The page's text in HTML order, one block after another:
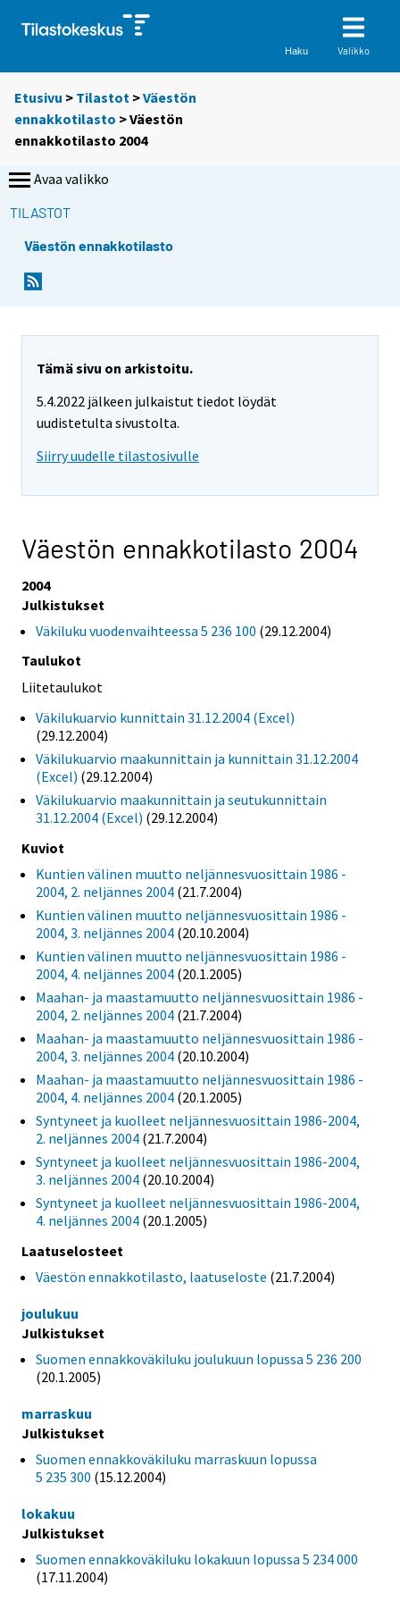
Haku Valikko
Etusivu > Tilastot >Väestön
ennakkotilasto > Väestön
ennakkotilasto 2004
Avaa valikko
TILASTOT
Väestön ennakkotilasto
Tämä sivu on arkistoitu.
5.4.2022 jälkeen julkaistut tiedot löydät
uudistetulta sivustolta.
Siirry uudelle tilastosivulle
Väestön ennakkotilasto 2004
2004
Julkistukset
Väkiluku vuodenvaihteessa 5 236 100 (29.12.2004)
Taulukot
Liitetaulukot
Väkilukuarvio kunnittain 31.12.2004 (Excel)
(29.12.2004)
Väkilukuarvio maakunnittain ja kunnittain 31.12.2004
(Excel) (29.12.2004)
Väkilukuarvio maakunnittain ja seutukunnittain
31.12.2004 (Excel) (29.12.2004)
Kuviot
Kuntien välinen muutto neljännesvuosittain 1986 -
2004, 2. neljännes 2004 (21.7.2004)
Kuntien välinen muutto neljännesvuosittain 1986 -
2004, 3. neljännes 2004 (20.10.2004)
Kuntien välinen muutto neljännesvuosittain 1986 -
2004, 4. neljännes 2004 (20.1.2005)
Maahan- ja maastamuutto neljännesvuosittain 1986 -
2004, 2. neljännes 2004 (21.7.2004)
Maahan- ja maastamuutto neljännesvuosittain 1986 -
2004, 3. neljännes 2004 (20.10.2004)
Maahan- ja maastamuutto neljännesvuosittain 1986 -
2004, 4. neljännes 2004 (20.1.2005)
Syntyneet ja kuolleet neljännesvuosittain 1986-2004,
2. neljännes 2004 (21.7.2004)
Syntyneet ja kuolleet neljännesvuosittain 1986-2004,
3. neljännes 2004 (20.10.2004)
Syntyneet ja kuolleet neljännesvuosittain 1986-2004,
4. neljännes 2004 (20.1.2005)
Laatuselosteet
Väestön ennakkotilasto, laatuseloste (21.7.2004)
joulukuu
Julkistukset
Suomen ennakkoväkiluku joulukuun lopussa 5 236 200
(20.1.2005)
marraskuu
Julkistukset
Suomen ennakkoväkiluku marraskuun lopussa
5 235 300 (15.12.2004)
lokakuu
Julkistukset
Suomen ennakkoväkiluku lokakuun lopussa 5 234 000
(17.11.2004)